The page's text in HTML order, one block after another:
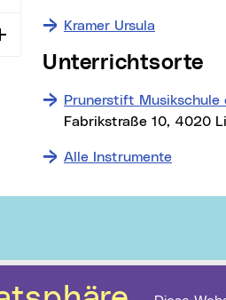
Aufklappen
Kramer Ursula
Unterrichtsorte
Prunerstift
Fabrikstraße 10, 4020
Alle Instrumente